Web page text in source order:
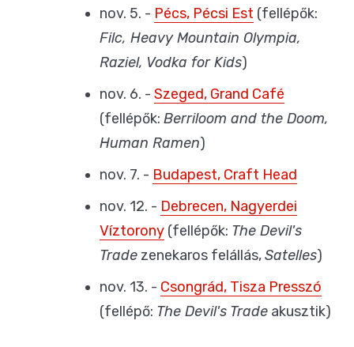
nov. 5. - Pécs, Pécsi Est (fellépők:
Filc, Heavy Mountain Olympia,
Raziel, Vodka for Kids)
nov. 6. - Szeged, Grand Café
(fellépők: Berriloom and the Doom,
Human Ramen)
nov. 7. - Budapest, Craft Head
nov. 12. - Debrecen, Nagyerdei
Víztorony (fellépők: The Devil's
Trade zenekaros felállás,Satelles)
nov. 13. - Csongrád, Tisza Presszó
(fellépő: The Devil's Trade akusztik)